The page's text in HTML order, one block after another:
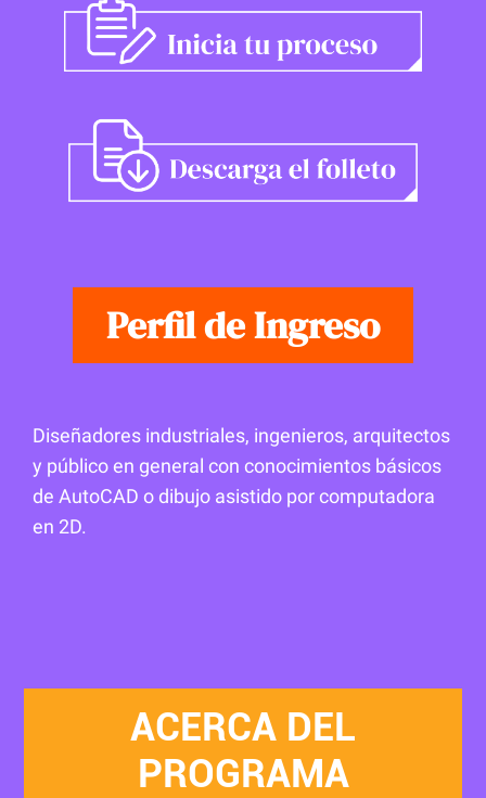
Perfil de Ingreso
Diseñadores industriales, ingenieros, arquitectos
y público en general con conocimientos básicos
de AutoCAD o dibujo asistido por computadora
en 2D.
ACERCA DEL
PROGRAMA